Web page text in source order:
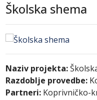
Školska shema
Naziv projekta:
Razdoblje provedbe:
Partneri: Koprivničko-